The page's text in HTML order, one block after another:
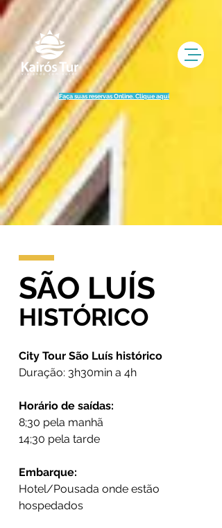
UA-77720490-1
Faça suas reservas Online. Clique aqui
SÃO LUÍS
HISTÓRICO
City Tour São Luís histórico
Duração: 3h30min a 4h
Horário de saídas:
8;30 pela manhã
14;30 pela tarde
Embarque:
Hotel/Pousada onde estão
hospedados